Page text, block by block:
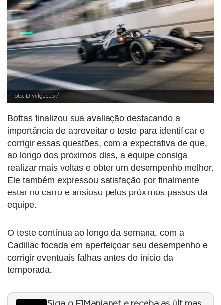
Foto: Divulgação / F1
Bottas finalizou sua avaliação destacando a
importância de aproveitar o teste para identificar e
corrigir essas questões, com a expectativa de que,
ao longo dos próximos dias, a equipe consiga
realizar mais voltas e obter um desempenho melhor.
Ele também expressou satisfação por finalmente
estar no carro e ansioso pelos próximos passos da
equipe.
O teste continua ao longo da semana, com a
Cadillac focada em aperfeiçoar seu desempenho e
corrigir eventuais falhas antes do início da
temporada.